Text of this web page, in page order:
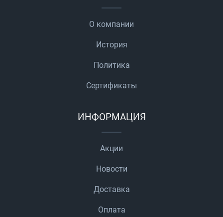
О компании
История
Политика
Сертификаты
ИНФОРМАЦИЯ
Акции
Новости
Доставка
Оплата